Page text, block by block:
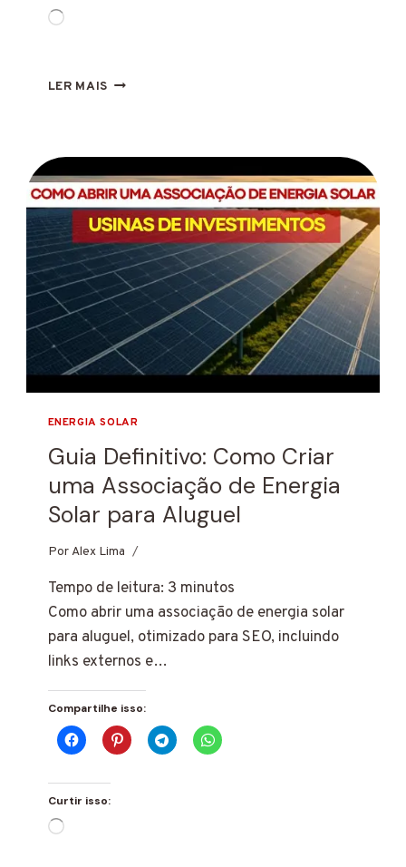
Carregando...
LER MAIS COMO
SÃO
FEITOS
(PASSO
A
PASSO)
ENERGIA SOLAR
Guia Definitivo: Como Criar
uma Associação de Energia
Solar para Aluguel
PorAlex Lima
20 de fevereiro de 2025
Tempo de leitura: 3 minutos
Como abrir uma associação de energia solar
para aluguel, otimizado para SEO, incluindo
links externos e…
Compartilhe isso:
Curtir isso:
Carregando...